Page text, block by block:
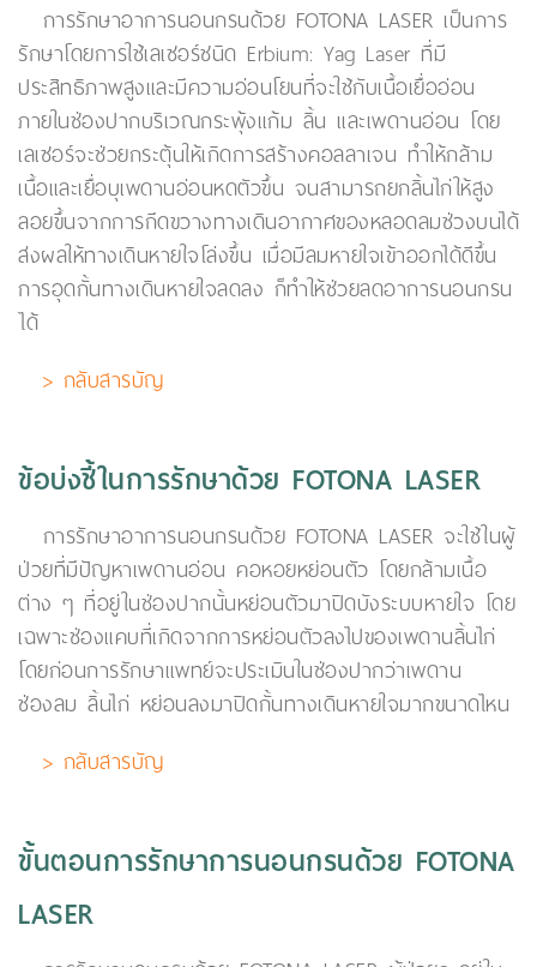
การรักษาอาการนอนกรนด้วย FOTONA LASER เป็นการ
รักษาโดยการใช้เลเซอร์ชนิด Erbium: Yag Laser ที่มี
ประสิทธิภาพสูงและมีความอ่อนโยนที่จะใช้กับเนื้อเยื่ออ่อน
ภายในช่องปากบริเวณกระพุ้งแก้ม ลิ้น และเพดานอ่อน โดย
เลเซอร์จะช่วยกระตุ้นให้เกิดการสร้างคอลลาเจน ทำให้กล้าม
เนื้อและเยื่อบุเพดานอ่อนหดตัวขึ้น จนสามารถยกลิ้นไก่ให้สูง
ลอยขึ้นจากการกีดขวางทางเดินอากาศของหลอดลมช่วงบนได้
ส่งผลให้ทางเดินหายใจโล่งขึ้น เมื่อมีลมหายใจเข้าออกได้ดีขึ้น
การอุดกั้นทางเดินหายใจลดลง ก็ทำให้ช่วยลดอาการนอนกรน
ได้
> กลับสารบัญ
ข้อบ่งชี้ในการรักษาด้วย FOTONA LASER
การรักษาอาการนอนกรนด้วย FOTONA LASER จะใช้ในผู้
ป่วยที่มีปัญหาเพดานอ่อน คอหอยหย่อนตัว โดยกล้ามเนื้อ
ต่าง ๆ ที่อยู่ในช่องปากนั้นหย่อนตัวมาปิดบังระบบหายใจ โดย
เฉพาะช่องแคบที่เกิดจากการหย่อนตัวลงไปของเพดานลิ้นไก่
โดยก่อนการรักษาแพทย์จะประเมินในช่องปากว่าเพดาน
ช่องลม ลิ้นไก่ หย่อนลงมาปิดกั้นทางเดินหายใจมากขนาดไหน
> กลับสารบัญ
ขั้นตอนการรักษาการนอนกรนด้วย FOTONA
LASER